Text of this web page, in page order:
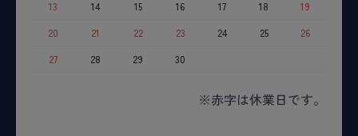
13
14 15 16 17 18
19
20
21 22 23 24 25
26
27
28 29 30
※赤字は休業日です。